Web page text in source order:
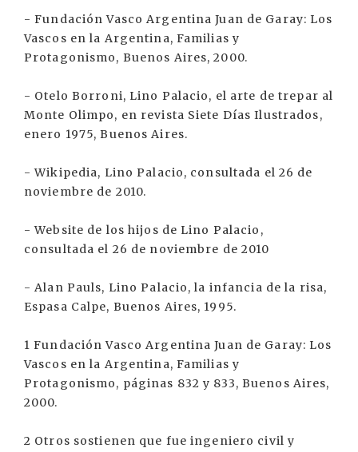
- Fundación Vasco Argentina Juan de Garay: Los
Vascos en la Argentina, Familias y
Protagonismo, Buenos Aires, 2000.
- Otelo Borroni, Lino Palacio, el arte de trepar al
Monte Olimpo, en revista Siete Días Ilustrados,
enero 1975, Buenos Aires.
- Wikipedia, Lino Palacio, consultada el 26 de
noviembre de 2010.
- Website de los hijos de Lino Palacio,
consultada el 26 de noviembre de 2010
- Alan Pauls, Lino Palacio, la infancia de la risa,
Espasa Calpe, Buenos Aires, 1995.
1 Fundación Vasco Argentina Juan de Garay: Los
Vascos en la Argentina, Familias y
Protagonismo, páginas 832 y 833, Buenos Aires,
2000.
2 Otros sostienen que fue ingeniero civil y